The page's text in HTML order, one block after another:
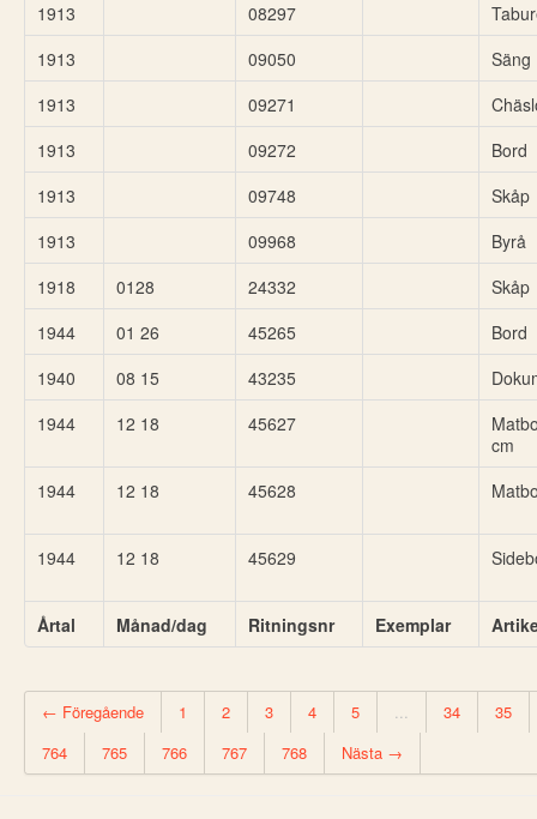
1913
08297
1913
09050
Säng
1913
09271
1913
09272
Bord
1913
09748
Skåp
1913
09968
Byrå
1918
0128 24332
Skåp
1944
01 26 45265
Bord
1940
08 15 43235
1944
12 18 45627
cm
1944
12 18 45628
1944 12 18 45629
Årtal Månad/dag Ritningsnr Exemplar
← Föregående 1 2 3 4 5 ... 34
35
764
765 766 767 768 Nästa →